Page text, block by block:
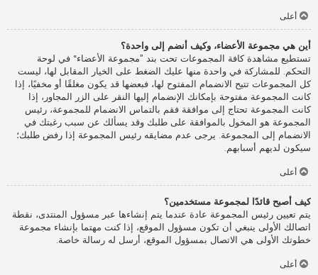
أعلى
أين هي مجموعة الأعضاء، وكيف أنضم إلى واحدة؟
تستطيع مشاهدة كافة المجموعات تحت بند ”مجموعة الأعضاء“ في لوحة
التحكم. للمشاركة في واحدة منها عليك الضغط على الخيار المقابل لها، ليست
كل المجموعات تتيح الانضمام المفتوح لها، فبعضها قد يكون مغلقًا أو مخفيًا، إذا
كانت المجموعة مفتوحة بإمكانك الإنضمام إليها النقر على الزر المجاور، إذا
كانت المجموعة تحتاج إلى موافقة فقم بالتماس الانضمام للمجموعة، رئيس
المجموعة هو المخول بالموافقة على طلبك وقد يسألك عن سبب رغبتك في
الانضمام إلى المجموعة. يرجى عدم مضايقه رئيس المجموعة إذا رفض طلبك؛
سيكون لديهم أسبابهم.
أعلى
كيف أصبح قائدًا لمجموعة مستخدمين؟
يتم تعيين رئيس المجموعة عادة عندما يتم إنشاءها عبر مسؤول المنتدى، نقطة
اتصالك الأولى ينبغي أن تكون مسؤول الموقع، إذا كنت مهتما بإنشاء مجموعة
خطوتك الأولى هي الاتصال بمسؤول الموقع، أرسل له رسالة خاصة.
أعلى